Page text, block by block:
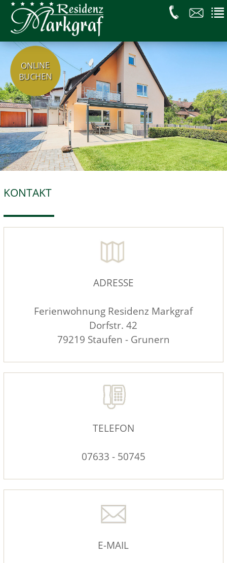
ONLINE
BUCHEN
KONTAKT
ADRESSE
Ferienwohnung Residenz Markgraf
Dorfstr. 42
79219 Staufen - Grunern
TELEFON
07633 - 50745
E-MAIL